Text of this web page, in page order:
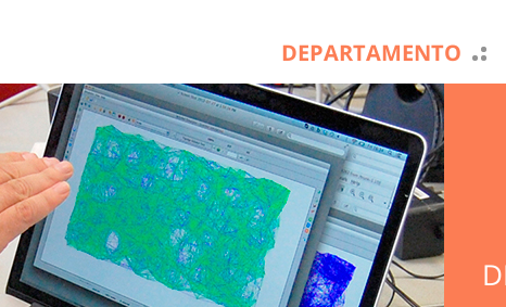
DEPARTAMENTO